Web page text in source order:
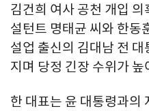
김건희 여사 공천 개입
설턴트 명태균 씨와 한동
설업 출신의 김대남 전
지며 당정 긴장 수위가
한 대표는 윤 대통령과의